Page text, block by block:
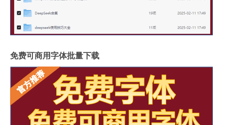
免费可商用字体批量下载